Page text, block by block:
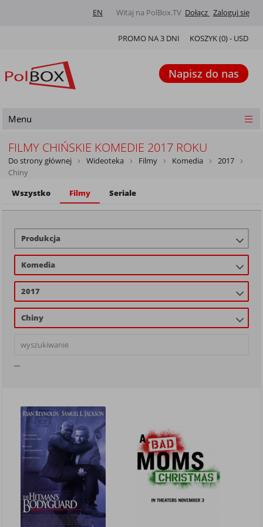
Witaj na PolBox.TV Dołącz Zaloguj się
EN
KOSZYK (0) - USD
PROMO NA 3 DNI
Napisz do nas
Menu
FILMY CHIŃSKIE KOMEDIE 2017 ROKU
Do strony głównej Wideoteka Filmy Komedia
2017
Chiny
Wszystko
Filmy Seriale
Produkcja
Komedia
2017
Chiny